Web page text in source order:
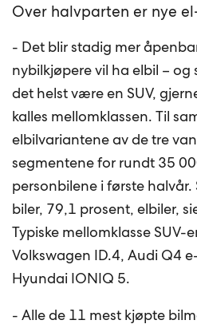
Over halvparten er nye
- Det blir stadig mer
nybilkjøpere vil ha elbil – og
det helst være en SUV,
kalles mellomklassen. Til
elbilvariantene av de tre
segmentene for rundt 35
personbilene i første
biler, 79,1 prosent, elbiler,
Typiske mellomklasse SUV-
Volkswagen ID.4, Audi Q4
Hyundai IONIQ 5.
- Alle de 11 mest kjøpte